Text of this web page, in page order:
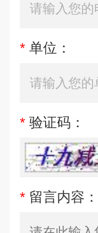
* 单位：
* 验证码：
* 留言内容：